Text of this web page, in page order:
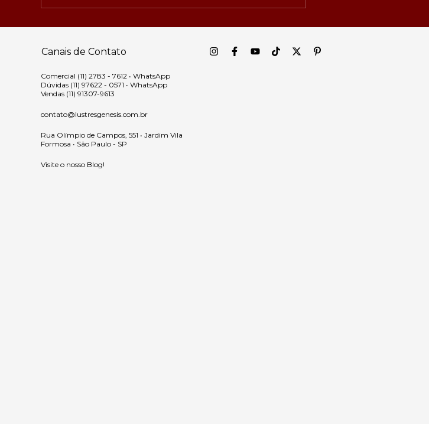
Canais de Contato
Comercial (11) 2783 - 7612 • WhatsApp
Dúvidas (11) 97622 - 0571 • WhatsApp
Vendas (11) 91307-9613
contato@lustresgenesis.com.br
Rua Olímpio de Campos, 551 • Jardim Vila
Formosa • São Paulo - SP
Visite o nosso Blog!